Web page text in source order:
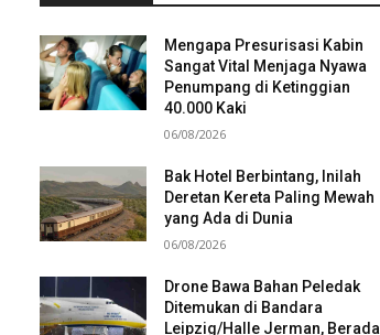
Mengapa Presurisasi Kabin
Sangat Vital Menjaga Nyawa
Penumpang di Ketinggian
40.000 Kaki
06/08/2026
Bak Hotel Berbintang, Inilah
Deretan Kereta Paling Mewah
yang Ada di Dunia
06/08/2026
Drone Bawa Bahan Peledak
Ditemukan di Bandara
Leipzig/Halle Jerman, Berada